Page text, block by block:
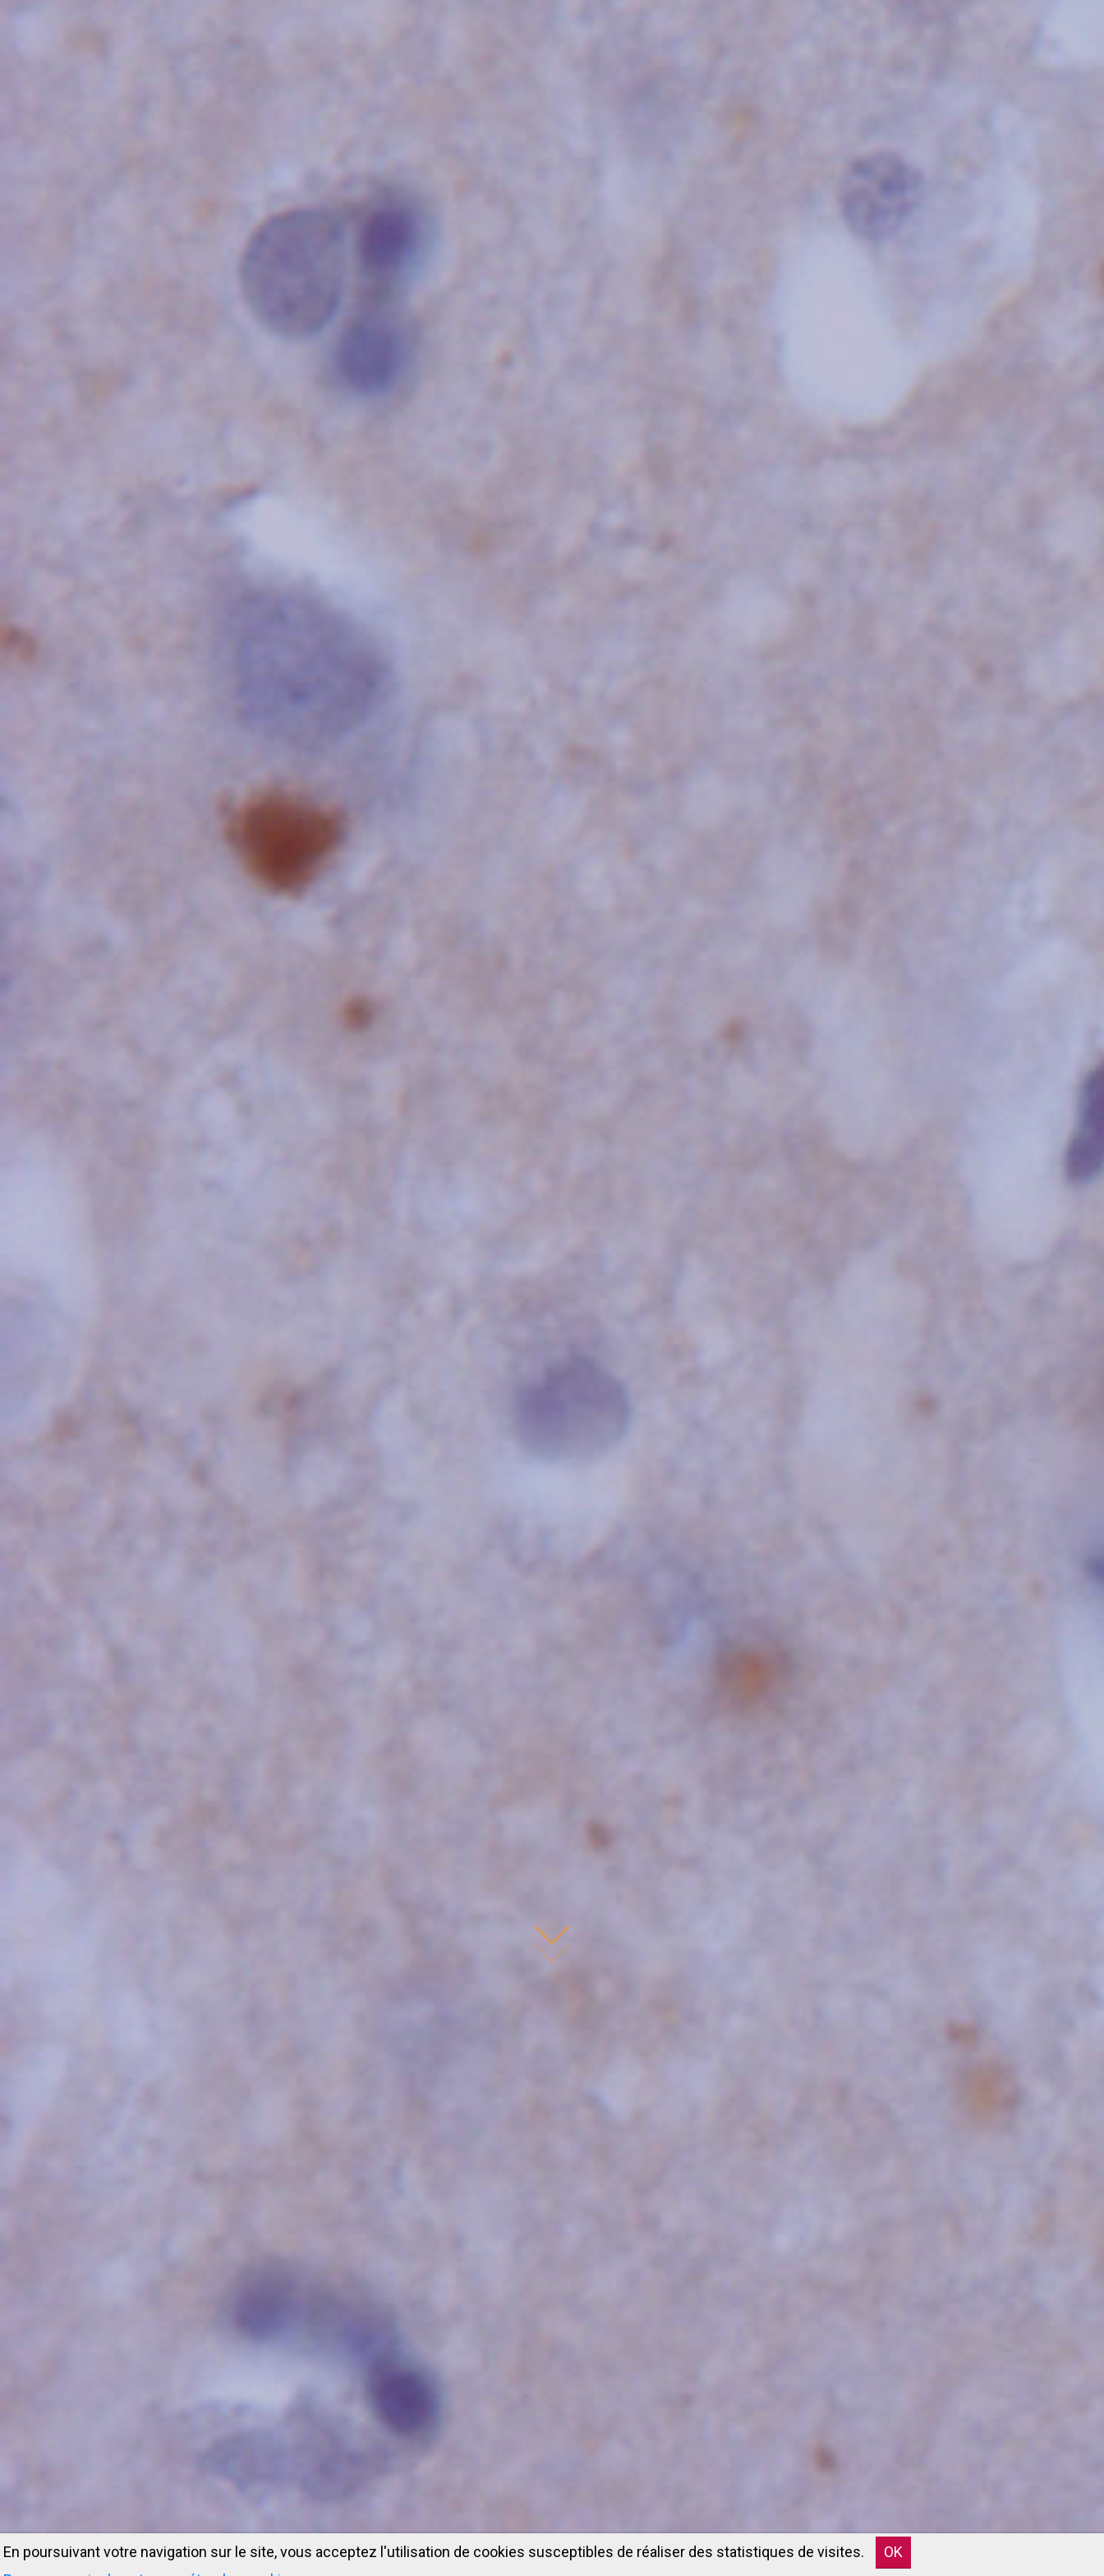
En poursuivant votre navigation sur le site, vous acceptez l'utilisation de cookies susceptibles de réaliser des statistiques de visites.
OK